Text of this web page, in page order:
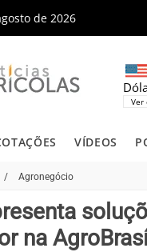
de 2026
Ver
VÍDEOS
/ Agronegócio
na